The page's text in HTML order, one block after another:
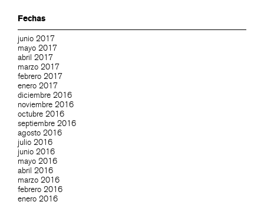
Fechas
junio 2017
mayo 2017
abril 2017
marzo 2017
febrero 2017
enero 2017
diciembre 2016
noviembre 2016
octubre 2016
septiembre 2016
agosto 2016
julio 2016
junio 2016
mayo 2016
abril 2016
marzo 2016
febrero 2016
enero 2016